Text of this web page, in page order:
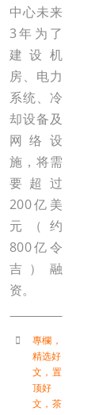
中心未来
3年为了
建设机
房、电力
系统、冷
却设备及
网络设
施，将需
要超过
200亿美
元（约
800亿令
吉）融
资。
專欄 ，
精选好
文 ， 置
顶好
文 ， 茶